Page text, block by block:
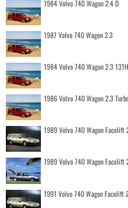
1984 Volvo 740 Wagon 2.4 D
1987 Volvo 740 Wagon 2.3
1984 Volvo 740 Wagon 2.3
1986 Volvo 740 Wagon 2.3
1989 Volvo 740 Wagon Facelift
1989 Volvo 740 Wagon Facelift
1991 Volvo 740 Wagon Facelift